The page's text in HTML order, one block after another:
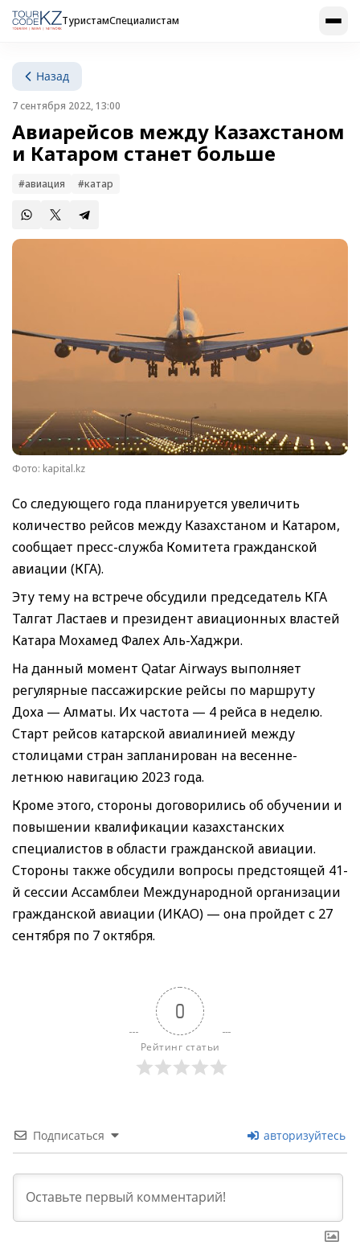
ТуристамСпециалистам
Назад
7 сентября 2022, 13:00
Авиарейсов между Казахстаном
и Катаром станет больше
#авиация #катар
Фото: kapital.kz
Со следующего года планируется увеличить
количество рейсов между Казахстаном и Катаром,
сообщает пресс-служба Комитета гражданской
авиации (КГА).
Эту тему на встрече обсудили председатель КГА
Талгат Ластаев и президент авиационных властей
Катара Мохамед Фалех Аль-Хаджри.
На данный момент Qatar Airways выполняет
регулярные пассажирские рейсы по маршруту
Доха — Алматы. Их частота — 4 рейса в неделю.
Старт рейсов катарской авиалинией между
столицами стран запланирован на весенне-
летнюю навигацию 2023 года.
Кроме этого, стороны договорились об обучении и
повышении квалификации казахстанских
специалистов в области гражданской авиации.
Стороны также обсудили вопросы предстоящей 41-
й сессии Ассамблеи Международной организации
гражданской авиации (ИКАО) — она пройдет с 27
сентября по 7 октября.
0
Рейтинг статьи
Подписаться авторизуйтесь